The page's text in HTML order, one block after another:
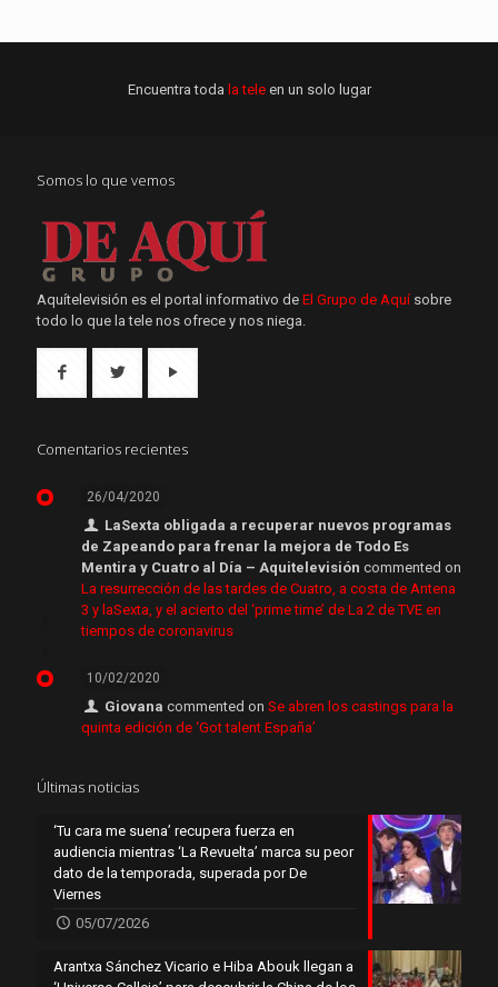
Encuentra toda la tele en un solo lugar
Somos lo que vemos
Aquítelevisión es el portal informativo de El Grupo de Aquí sobre
todo lo que la tele nos ofrece y nos niega.
Comentarios recientes
26/04/2020
LaSexta obligada a recuperar nuevos programas
de Zapeando para frenar la mejora de Todo Es
Mentira y Cuatro al Día – Aquitelevisión commented on
La resurrección de las tardes de Cuatro, a costa de Antena
3 y laSexta, y el acierto del ‘prime time’ de La 2 de TVE en
tiempos de coronavirus
10/02/2020
Giovana commented onSe abren los castings para la
quinta edición de ‘Got talent España’
Últimas noticias
‘Tu cara me suena’ recupera fuerza en
audiencia mientras ‘La Revuelta’ marca su peor
dato de la temporada, superada por De
Viernes
05/07/2026
Arantxa Sánchez Vicario e Hiba Abouk llegan a